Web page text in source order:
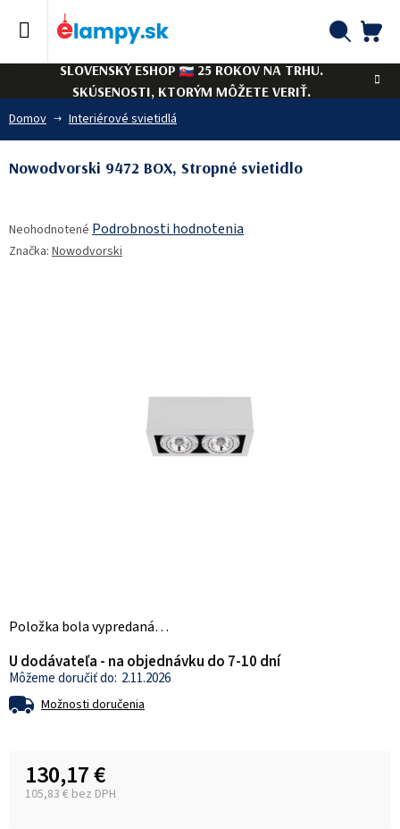
SLOVENSKÝ ESHOP
25 ROKOV NA TRHU.
SKÚSENOSTI, KTORÝM MÔŽETE VERIŤ.
Domov Interiérové svietidlá
Položka bola vypredaná…
U dodávateľa - na objednávku do 7-10 dní
2.11.2026
Možnosti doručenia
130,17 €
105,83 € bez DPH
Nowodvorski 9472 BOX, Stropné svietidlo
hodnotenie
produktu
Neohodnotené Podrobnosti hodnotenia
Značka: Nowodvorski